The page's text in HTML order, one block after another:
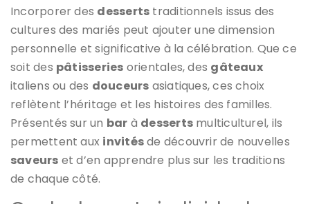
Incorporer des desserts traditionnels issus des
cultures des mariés peut ajouter une dimension
personnelle et significative à la célébration. Que ce
soit des pâtisseries orientales, des gâteaux
italiens ou des douceurs asiatiques, ces choix
reflètent l’héritage et les histoires des familles.
Présentés sur un bar à desserts multiculturel, ils
permettent aux invitésde découvrir de nouvelles
saveurs et d’en apprendre plus sur les traditions
de chaque côté.